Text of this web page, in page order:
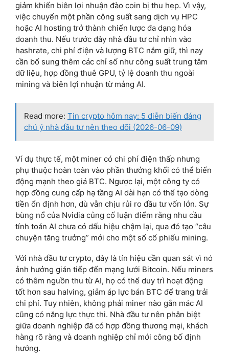
giảm khiến biên lợi nhuận đào coin bị thu hẹp. Vì vậy,
việc chuyển một phần công suất sang dịch vụ HPC
hoặc AI hosting trở thành chiến lược đa dạng hóa
doanh thu. Nếu trước đây nhà đầu tư chỉ nhìn vào
hashrate, chi phí điện và lượng BTC nắm giữ, thì nay
cần bổ sung thêm các chỉ số như công suất trung tâm
dữ liệu, hợp đồng thuê GPU, tỷ lệ doanh thu ngoài
mining và biên lợi nhuận từ mảng AI.
Read more: Tin crypto hôm nay: 5 diễn biến đáng
chú ý nhà đầu tư nên theo dõi (2026-06-09)
Ví dụ thực tế, một miner có chi phí điện thấp nhưng
phụ thuộc hoàn toàn vào phần thưởng khối có thể biến
động mạnh theo giá BTC. Ngược lại, một công ty có
hợp đồng cung cấp hạ tầng AI dài hạn có thể tạo dòng
tiền ổn định hơn, dù vẫn chịu rủi ro đầu tư vốn lớn. Sự
bùng nổ của Nvidia củng cố luận điểm rằng nhu cầu
tính toán AI chưa có dấu hiệu chậm lại, qua đó tạo “câu
chuyện tăng trưởng” mới cho một số cổ phiếu mining.
Với nhà đầu tư crypto, đây là tín hiệu cần quan sát vì nó
ảnh hưởng gián tiếp đến mạng lưới Bitcoin. Nếu miners
có thêm nguồn thu từ AI, họ có thể duy trì hoạt động
tốt hơn sau halving, giảm áp lực bán BTC để trang trải
chi phí. Tuy nhiên, không phải miner nào gắn mác AI
cũng có năng lực thực thi. Nhà đầu tư nên phân biệt
giữa doanh nghiệp đã có hợp đồng thương mại, khách
hàng rõ ràng và doanh nghiệp chỉ mới công bố định
hướng.